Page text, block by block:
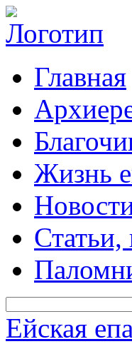
Главная
Жизнь
Статьи,
Ейская